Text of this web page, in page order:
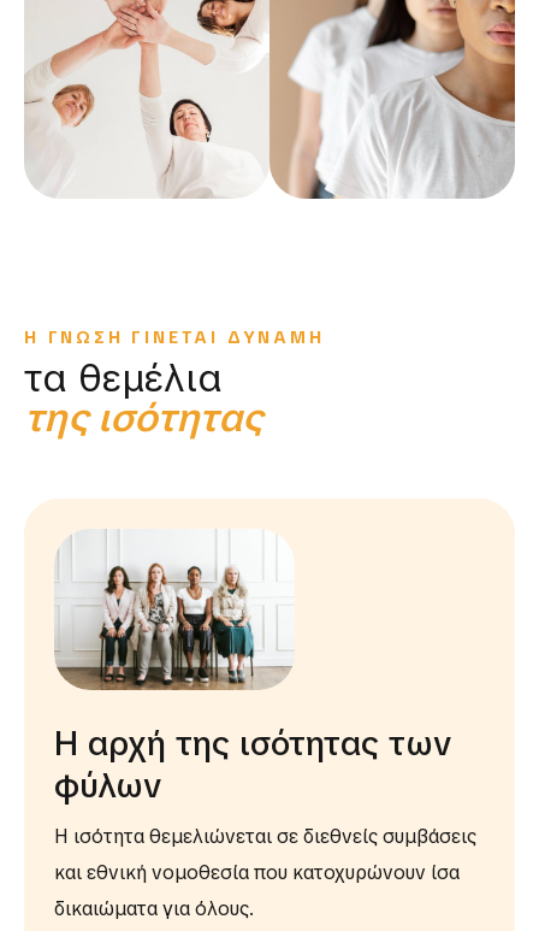
Η ΓΝΩΣΗ ΓΙΝΕΤΑΙ ΔΥΝΑΜΗ
τα θεμέλια
της ισότητας
Η αρχή της ισότητας των
φύλων
Η ισότητα θεμελιώνεται σε διεθνείς συμβάσεις
και εθνική νομοθεσία που κατοχυρώνουν ίσα
δικαιώματα για όλους.